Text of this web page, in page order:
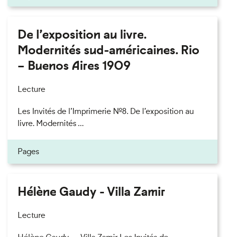
De l’exposition au livre.
Modernités sud-américaines. Rio
– Buenos Aires 1909
Lecture
Les Invités de l’Imprimerie n°8. De l’exposition au
livre. Modernités ...
Pages
Hélène Gaudy - Villa Zamir
Lecture